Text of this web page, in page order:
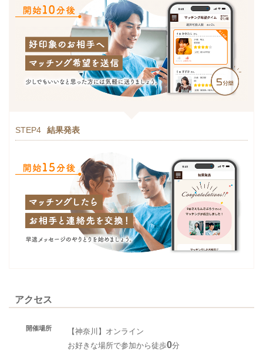
STEP4 結果発表
アクセス
開催場所
【神奈川】オンライン
お好きな場所で参加から徒歩0分